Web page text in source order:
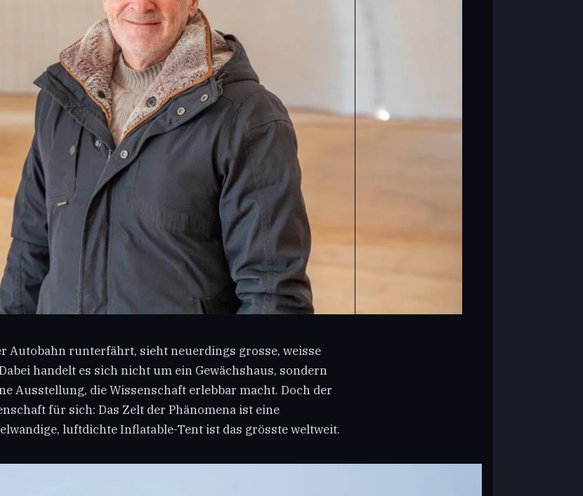
Autobahn runterfährt, sieht neuerdings grosse, weisse
handelt es sich nicht um ein Gewächshaus, sondern
Ausstellung, die Wissenschaft erlebbar macht. Doch der
für sich: Das Zelt der Phänomena ist eine
luftdichte Inflatable-Tent ist das grösste weltweit.